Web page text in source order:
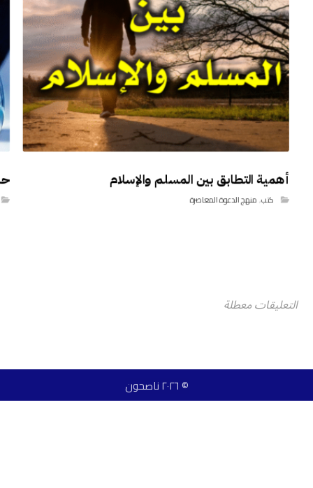
أهمية التطابق بين المسلم والإسلام
كتب,منهج الدعوة المعاصرة
التعليقات معطلة
© ٢٠٢٦ ناصحون